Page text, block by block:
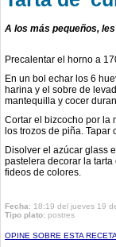
A los más pequeños,
Precalentar el horno a
En un bol echar los 6
harina y el sobre de
mantequilla y cocer
Cortar el bizcocho por la
los trozos de piña. Tapar
Disolver el azúcar glass
pastelera decorar la
fideos de colores.
Fecha: 18:19 del jueves 19
Tipo plato: postres
OPINE SOBRE ESTA RECETA